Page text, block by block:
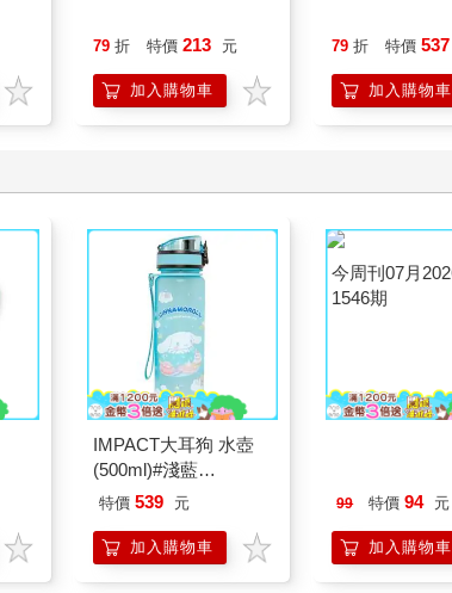
79 折 特價 213 元
加入購物車
79 折 特價 537
加入購物車
IMPACT大耳狗 水壺
(500ml)#淺藍
IMCMB01LB
特價 539 元
加入購物車
99 特價 94 元
加入購物車